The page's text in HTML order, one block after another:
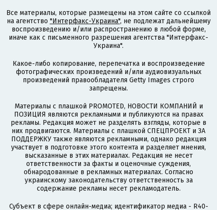
Все материалы, которые размещены на этом сайте со ссылкой
на агентство "Интерфакс-Украина", не подлежат дальнейшему
воспроизведению и/или распространению в любой форме,
иначе как с письменного разрешения агентства "Интерфакс-
Украина".
Какое-либо копирование, перепечатка и воспроизведение
фотографических произведений и/или аудиовизуальных
произведений правообладателя Getty Images строго
запрещены.
Материалы с плашкой PROMOTED, НОВОСТИ КОМПАНИЙ и
ПОЗИЦИЯ являются рекламными и публикуются на правах
рекламы. Редакция может не разделять взгляды, которые в
них продвигаются. Материалы с плашкой СПЕЦПРОЕКТ и ЗА
ПОДДЕРЖКУ также являются рекламными, однако редакция
участвует в подготовке этого контента и разделяет мнения,
высказанные в этих материалах. Редакция не несет
ответственности за факты и оценочные суждения,
обнародованные в рекламных материалах. Согласно
украинскому законодательству ответственность за
содержание рекламы несет рекламодатель.
Субъект в сфере онлайн-медиа; идентификатор медиа - R40-